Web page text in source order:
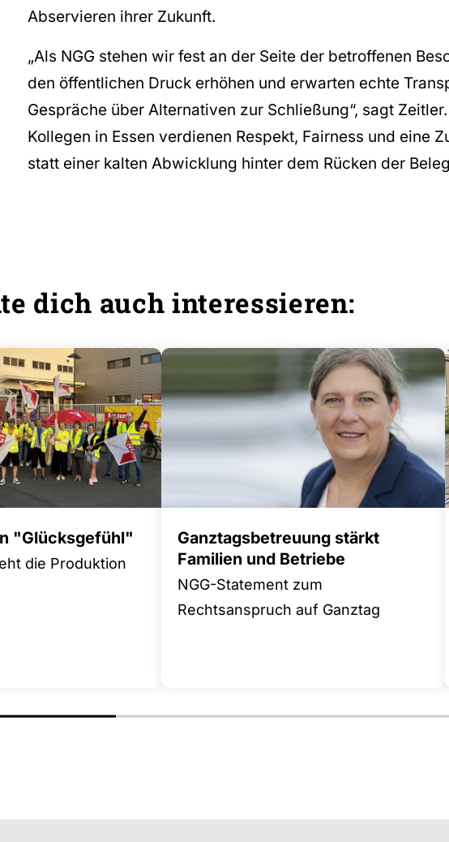
Abservieren ihrer Zukunft.
„Als NGG stehen wir fest an der Seite der betroffenen
den öffentlichen Druck erhöhen und erwarten echte
Gespräche über Alternativen zur Schließung“, sagt
Kollegen in Essen verdienen Respekt, Fairness und eine
statt einer kalten Abwicklung hinter dem Rücken der
dich auch interessieren:
"Glücksgefühl"
die Produktion
Ganztagsbetreuung stärkt
Familien und Betriebe
NGG-Statement zum
Rechtsanspruch auf Ganztag